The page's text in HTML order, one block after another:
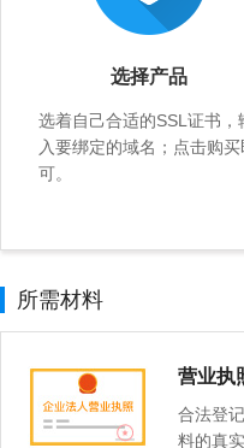
选择产品
选着自己合适的SSL证书，
入要绑定的域名；点击购买
可。
所需材料
营业执
合法登
料的真实